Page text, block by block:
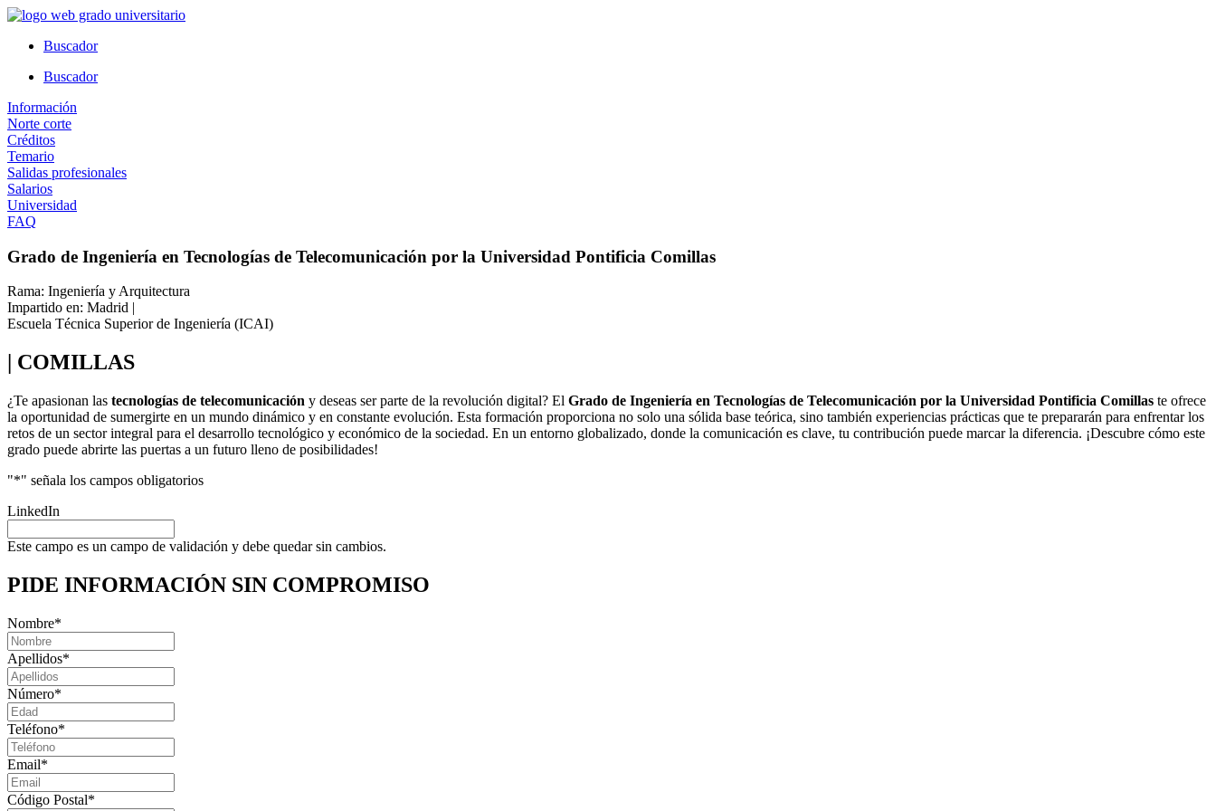
Ir
contenidoBuscador
Buscador
Información
Norte corte
Créditos
Temario
Salidas profesionales
Salarios
Universidad
FAQ
Grado de Ingeniería en Tecnologías de Telecomunicación por la Universidad Pontificia Comillas
Rama: Ingeniería y Arquitectura
Impartido en: Madrid |
Escuela Técnica Superior de Ingeniería (ICAI)
| COMILLAS
¿Te apasionan las tecnologías de telecomunicación y deseas ser parte de la revolución digital? El Grado de Ingeniería en Tecnologías de Telecomunicación por la Universidad Pontificia Comillas te ofrece
la oportunidad de sumergirte en un mundo dinámico y en constante evolución. Esta formación proporciona no solo una sólida base teórica, sino también experiencias prácticas que te prepararán para enfrentar los
retos de un sector integral para el desarrollo tecnológico y económico de la sociedad. En un entorno globalizado, donde la comunicación es clave, tu contribución puede marcar la diferencia. ¡Descubre cómo este
grado puede abrirte las puertas a un futuro lleno de posibilidades!
"*" señala los campos obligatorios
LinkedIn
Este campo es un campo de validación y debe quedar sin cambios.
PIDE INFORMACIÓN SIN COMPROMISO
Nombre*
Apellidos*
Número*
Teléfono*
Email*
Código Postal*